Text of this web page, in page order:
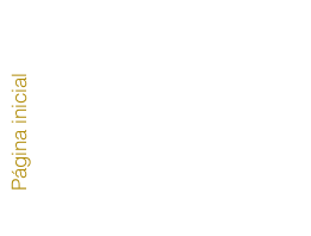
Página inicial